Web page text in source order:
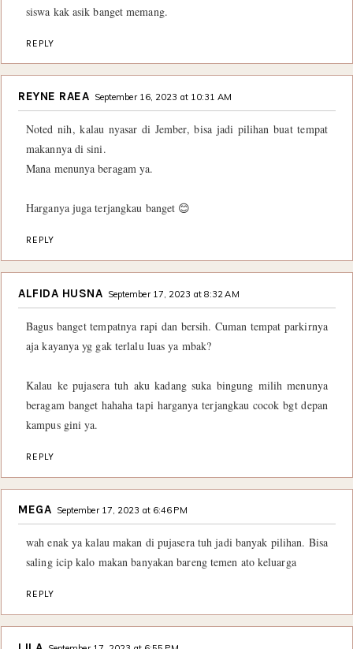
siswa kak asik banget memang.
REPLY
REYNE RAEA September 16, 2023 at 10:31 AM
Noted nih, kalau nyasar di Jember, bisa jadi pilihan buat tempat
makannya di sini.
Mana menunya beragam ya.
Harganya juga terjangkau banget 😊
REPLY
ALFIDA HUSNA September 17, 2023 at 8:32 AM
Bagus banget tempatnya rapi dan bersih. Cuman tempat parkirnya
aja kayanya yg gak terlalu luas ya mbak?
Kalau ke pujasera tuh aku kadang suka bingung milih menunya
beragam banget hahaha tapi harganya terjangkau cocok bgt depan
kampus gini ya.
REPLY
MEGA September 17, 2023 at 6:46 PM
wah enak ya kalau makan di pujasera tuh jadi banyak pilihan. Bisa
saling icip kalo makan banyakan bareng temen ato keluarga
REPLY